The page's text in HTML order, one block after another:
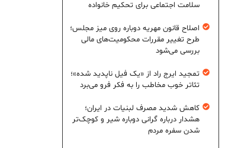
سلامت اجتماعی برای تحکیم خانواده
اصلاح قانون مهریه دوباره روی میز مجلس؛
طرح تغییر مقررات محکومیت‌های مالی
بررسی می‌شود
تمجید ایرج راد از «یک فیل ناپدید شده»؛
تئاتر خوب مخاطب را به فکر فرو می‌برد
کاهش شدید مصرف لبنیات در ایران؛
هشدار درباره گرانی دوباره شیر و کوچک‌تر
شدن سفره مردم